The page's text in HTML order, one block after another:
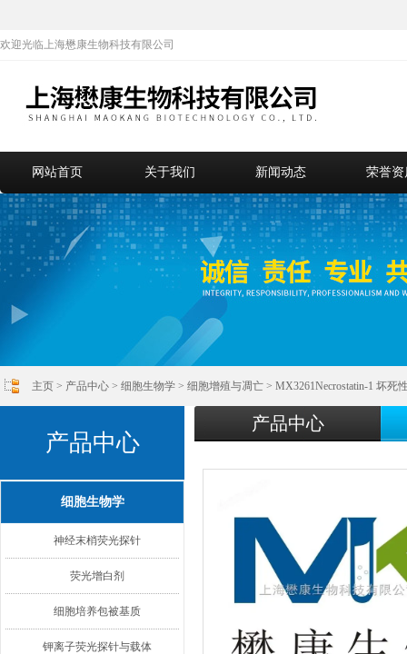
欢迎光临上海懋康生物科技有限公司
网站首页 关于我们 新闻动态 荣誉资
主页 > 产品中心 > 细胞生物学 > 细胞增殖与凋亡 > MX3261Necrostatin-1 坏死
产品中心
细胞生物学
神经末梢荧光探针
荧光增白剂
细胞培养包被基质
钾离子荧光探针与载体
产品中心